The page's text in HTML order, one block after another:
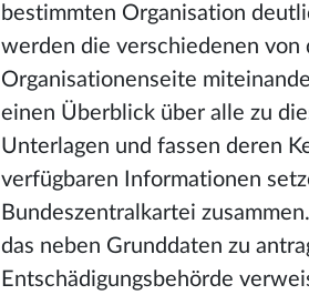
bestimmten Organisation
werden die verschiedenen
Organisationenseite
einen Überblick über alle zu
Unterlagen und fassen deren
verfügbaren Informationen
Bundeszentralkartei
das neben Grunddaten zu
Entschädigungsbehörde